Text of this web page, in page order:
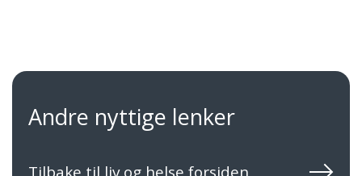
Andre nyttige lenker
Tilbake til liv og helse forsiden